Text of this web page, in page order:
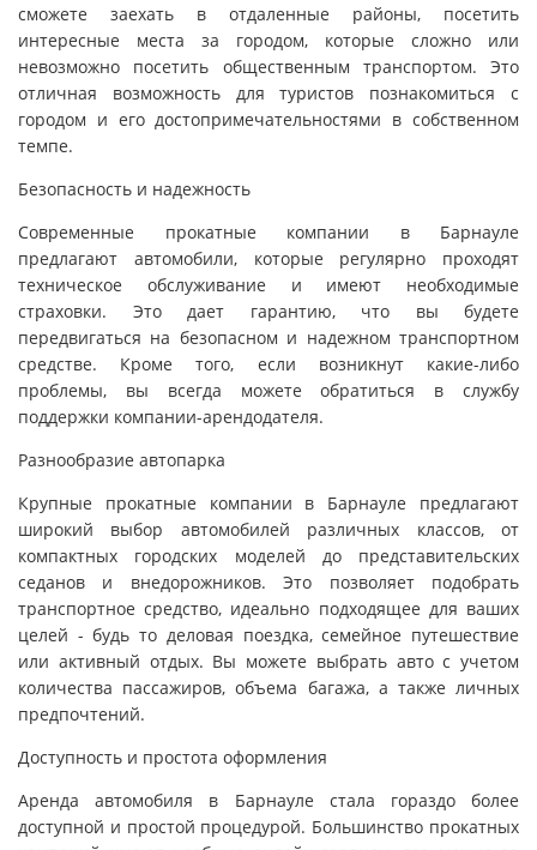
сможете заехать в отдаленные районы, посетить
интересные места за городом, которые сложно или
невозможно посетить общественным транспортом. Это
отличная возможность для туристов познакомиться с
городом и его достопримечательностями в собственном
темпе.
Безопасность и надежность
Современные прокатные компании в Барнауле
предлагают автомобили, которые регулярно проходят
техническое обслуживание и имеют необходимые
страховки. Это дает гарантию, что вы будете
передвигаться на безопасном и надежном транспортном
средстве. Кроме того, если возникнут какие-либо
проблемы, вы всегда можете обратиться в службу
поддержки компании-арендодателя.
Разнообразие автопарка
Крупные прокатные компании в Барнауле предлагают
широкий выбор автомобилей различных классов, от
компактных городских моделей до представительских
седанов и внедорожников. Это позволяет подобрать
транспортное средство, идеально подходящее для ваших
целей - будь то деловая поездка, семейное путешествие
или активный отдых. Вы можете выбрать авто с учетом
количества пассажиров, объема багажа, а также личных
предпочтений.
Доступность и простота оформления
Аренда автомобиля в Барнауле стала гораздо более
доступной и простой процедурой. Большинство прокатных